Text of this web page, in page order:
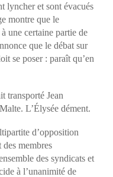
lyncher et sont évacués
montre que le
une certaine partie de
que le débat sur
se poser : paraît qu’en
transporté Jean
L’Élysée dément.
d’opposition
membres
des syndicats et
à l’unanimité de